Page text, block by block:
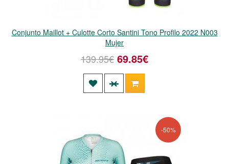
Conjunto Maillot + Culotte Corto Santini Tono Profilo 2022 N003
Mujer
139.95€ 69.85€
-50%